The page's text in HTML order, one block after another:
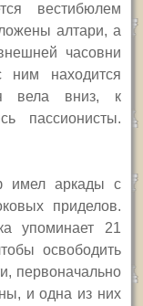
вестибюлем
алтари, а
часовни
ним находится
вела вниз, к
пассионисты.
имел аркады с
приделов.
упоминает 21
освободить
первоначально
и одна из них